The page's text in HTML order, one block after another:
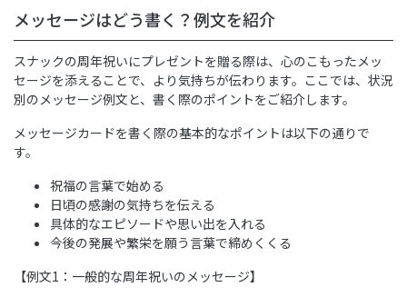
メッセージはどう書く？例文を紹介
スナックの周年祝いにプレゼントを贈る際は、心のこもったメッ
セージを添えることで、より気持ちが伝わります。ここでは、状況
別のメッセージ例文と、書く際のポイントをご紹介します。
メッセージカードを書く際の基本的なポイントは以下の通りで
す。
祝福の言葉で始める
日頃の感謝の気持ちを伝える
具体的なエピソードや思い出を入れる
今後の発展や繁栄を願う言葉で締めくくる
【例文1：一般的な周年祝いのメッセージ】